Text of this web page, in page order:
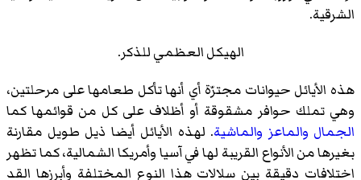
الشرقية.
الهيكل العظمي للذكر.
هذه الأيائل حيوانات مجترّة أي أنها تأكل طعامها على مرحلتين،
وهي تملك حوافر مشقوقة أو أظلاف على كل من قوائمها كما
الجمال والماعز والماشية. لهذه الأيائل أيضا ذيل طويل مقارنة
بغيرها من الأنواع القريبة لها في آسيا وأمريكا الشمالية، كما تظهر
اختلافات دقيقة بين سلالات هذا النوع المختلفة وأبرزها القد